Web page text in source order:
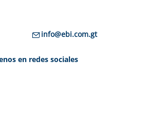
info@ebi.com.gt
en redes sociales